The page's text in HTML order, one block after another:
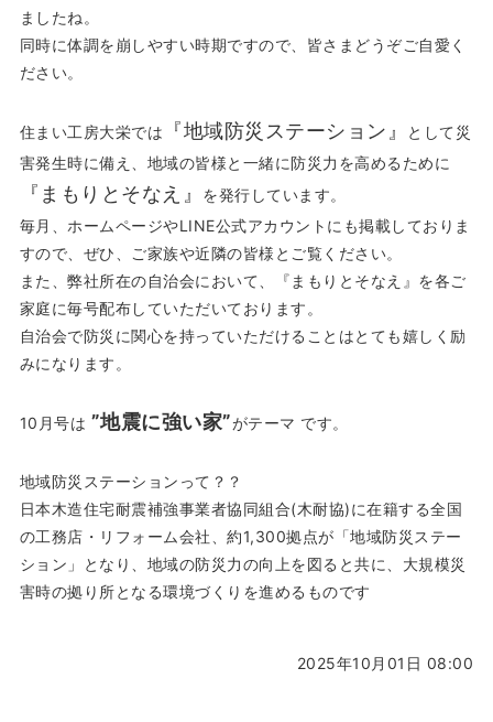
ましたね。
同時に体調を崩しやすい時期ですので、皆さまどうぞご自愛く
ださい。
住まい工房大栄では 『地域防災ステーション』
として災
害発生時に備え、地域の皆様と一緒に防災力を高めるために
『まもりとそなえ』
を発行しています。
毎月、ホームページやLINE公式アカウントにも掲載しておりま
すので、ぜひ、ご家族や近隣の皆様とご覧ください。
また、弊社所在の自治会において、『まもりとそなえ』を各ご
家庭に毎号配布していただいております。
自治会で防災に関心を持っていただけることはとても嬉しく励
みになります。
10月号は ”地震に強い家”がテーマ です。
地域防災ステーションって？？
日本木造住宅耐震補強事業者協同組合(木耐協)に在籍する全国
の工務店・リフォーム会社、約1,300拠点が「地域防災ステー
ション」となり、地域の防災力の向上を図ると共に、大規模災
害時の拠り所となる環境づくりを進めるものです
2025年10月01日 08:00